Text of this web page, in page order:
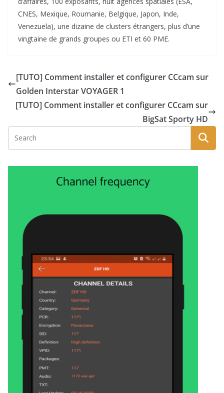
CNES, Mexique, Roumanie, Belgique, Japon, Inde,
Venezuela), une dizaine de clusters étrangers, plus d’une
vingtaine de grands groupes ou ETI et 60 PME.
[TUTO] Comment installer et configurer CCcam sur
Golden Interstar VOYAGER 1
[TUTO] Comment installer et configurer CCcam sur
BigSat Sporty HD